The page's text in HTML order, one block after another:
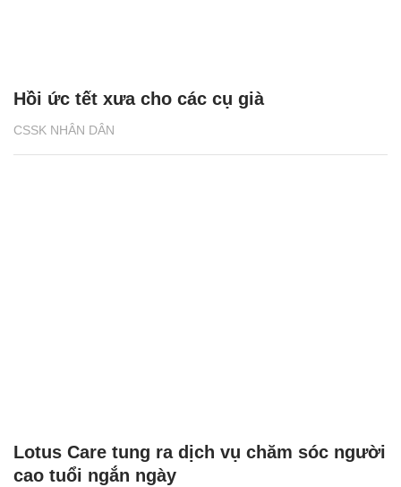
CSSK NHÂN DÂN
Hồi ức tết xưa cho các cụ già
Lotus Care tung ra dịch vụ chăm sóc người
cao tuổi ngắn ngày